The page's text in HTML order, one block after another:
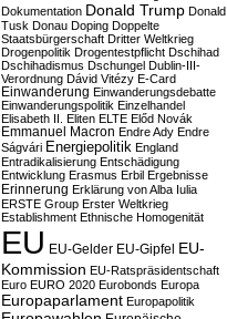
Dokumentation Donald Trump Donald
Tusk Donau Doping Doppelte
Staatsbürgerschaft Dritter Weltkrieg
Drogenpolitik Drogentestpflicht Dschihad
Dschihadismus Dschungel Dublin-III-
Verordnung Dávid Vitézy E-Card
Einwanderung Einwanderungsdebatte
Einwanderungspolitik Einzelhandel
Elisabeth II. Eliten ELTE Előd Novák
Emmanuel Macron Endre Ady Endre
Ságvári Energiepolitik England
Entradikalisierung Entschädigung
Entwicklung Erasmus Erbil Ergebnisse
Erinnerung Erklärung von Alba Iulia
ERSTE Group Erster Weltkrieg
Establishment Ethnische Homogenität
EU EU-Gelder EU-Gipfel EU-
Kommission EU-Ratspräsidentschaft
Euro EURO 2020 Eurobonds Europa
Europaparlament Europapolitik